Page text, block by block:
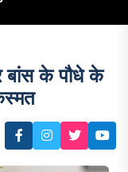
के पौधे के